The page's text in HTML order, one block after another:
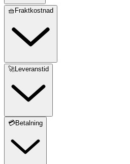
🧺Fraktkostnad
🚀Leveranstid
💳Betalning